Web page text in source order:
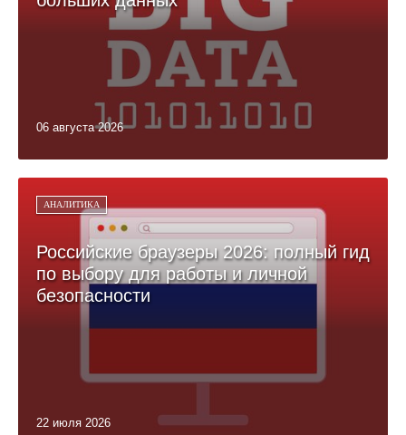
06 августа 2026
АНАЛИТИКА
Российские браузеры 2026: полный гид
по выбору для работы и личной
безопасности
22 июля 2026